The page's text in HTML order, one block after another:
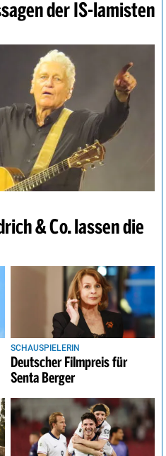
der IS-lamisten
& Co. lassen die
SCHAUSPIELERIN
Deutscher Filmpreis für
Senta Berger